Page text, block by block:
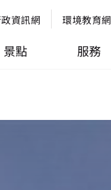
資訊網 環境教育網
景點 服務